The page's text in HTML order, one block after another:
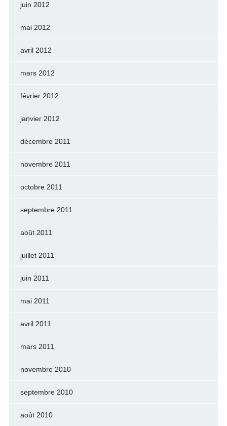
juin 2012
mai 2012
avril 2012
mars 2012
février 2012
janvier 2012
décembre 2011
novembre 2011
octobre 2011
septembre 2011
août 2011
juillet 2011
juin 2011
mai 2011
avril 2011
mars 2011
novembre 2010
septembre 2010
août 2010